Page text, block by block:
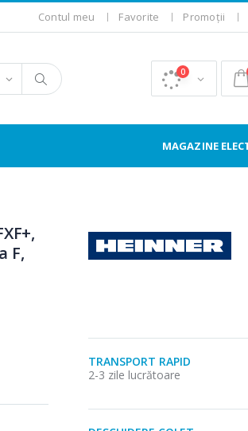
Contul meu Favorite Promoții
0
MAGAZINE
F,
TRANSPORT RAPID
2-3 zile lucrătoare